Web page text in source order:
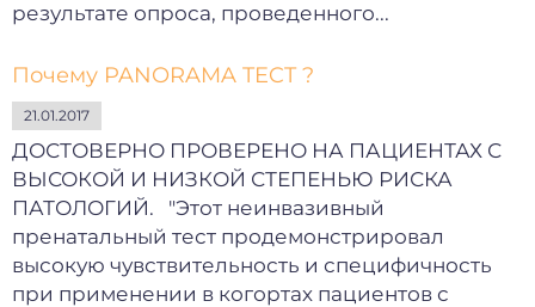
результате опроса, проведенного...
Почему PANORAMA TECT ?
21.01.2017
ДОСТОВЕРНО ПРОВЕРЕНО НА ПАЦИЕНТАХ С
ВЫСОКОЙ И НИЗКОЙ СТЕПЕНЬЮ РИСКА
ПАТОЛОГИЙ. "Этот неинвазивный
пренатальный тест продемонстрировал
высокую чувствительность и специфичность
при применении в когортах пациентов с